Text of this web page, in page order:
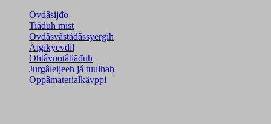
Ovdâsijđo
Tiäđuh mist
Ovdâsvástádâssyergih
Äigikyevdil
Ohtâvuotâtiäđuh
Jurgâleijeeh já tuulhah
Oppâmaterialkävppi